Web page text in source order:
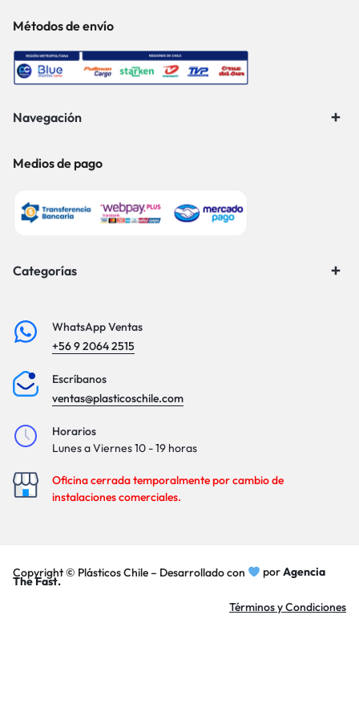
Métodos de envío
Navegación
Medios de pago
Categorías
WhatsApp Ventas
+56 9 2064 2515
Escríbanos
ventas@plasticoschile.com
Horarios
Lunes a Viernes 10 - 19 horas
Oficina cerrada temporalmente por cambio de
instalaciones comerciales.
Copyright © Plásticos Chile – Desarrollado con porAgencia
The Fast.
Términos y Condiciones